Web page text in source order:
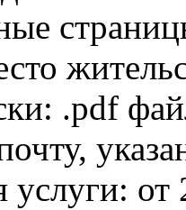
.pdf
услуги: от